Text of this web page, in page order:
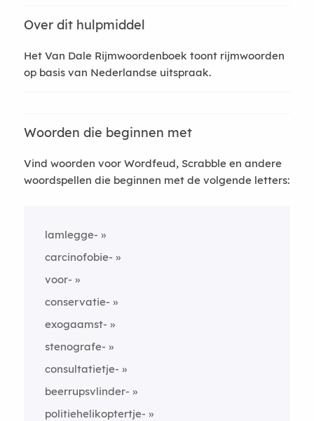
Over dit hulpmiddel
Het Van Dale Rijmwoordenboek toont rijmwoorden
op basis van Nederlandse uitspraak.
Woorden die beginnen met
Vind woorden voor Wordfeud, Scrabble en andere
woordspellen die beginnen met de volgende letters:
lamlegge-
carcinofobie-
voor-
conservatie-
exogaamst-
stenografe-
consultatietje-
beerrupsvlinder-
politiehelikoptertje-